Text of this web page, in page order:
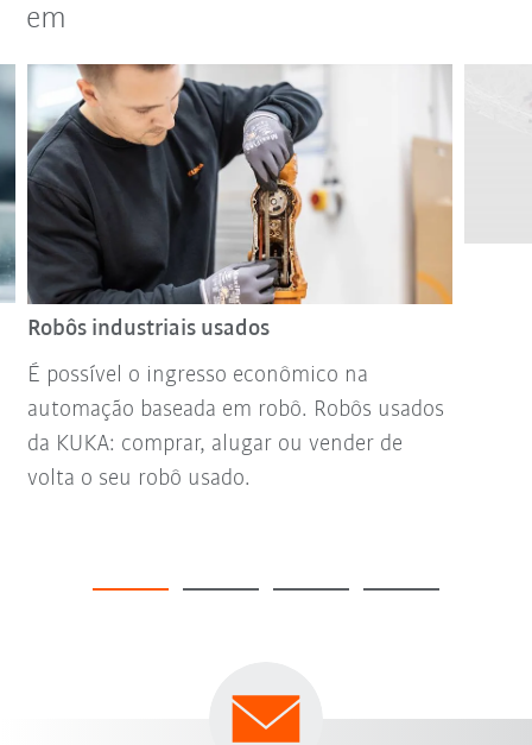
em
Robôs industriais usados
É possível o ingresso econômico na
automação baseada em robô. Robôs usados
da KUKA: comprar, alugar ou vender de
volta o seu robô usado.